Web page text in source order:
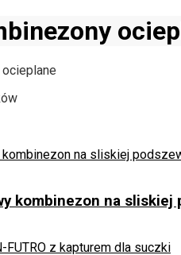
kombinezon na